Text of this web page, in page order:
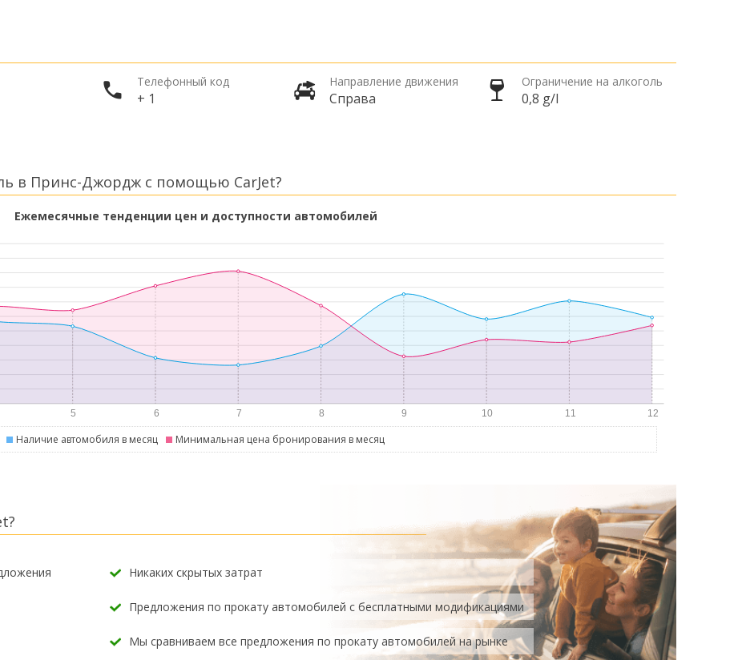
Телефонный код
+ 1
Направление движения
Справа
Ограничение на алкоголь
0,8 g/l
в Принс-Джордж с помощью CarJet?
Ежемесячные тенденции цен и доступности автомобилей
Наличие автомобиля в месяц Минимальная цена бронирования в месяц
Никаких скрытых затрат
Предложения по прокату автомобилей с бесплатными модификациями
Мы сравниваем все предложения по прокату автомобилей на рынке